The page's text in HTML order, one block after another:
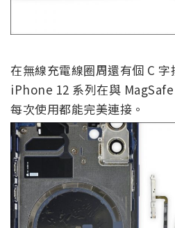
在無線充電線圈周還有個 C
iPhone 12 系列在與
每次使用都能完美連接。